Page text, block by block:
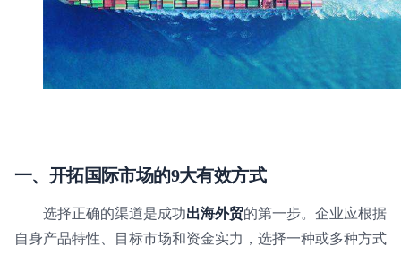
一、开拓国际市场的9大有效方式
选择正确的渠道是成功出海外贸的第一步。企业应根据
自身产品特性、目标市场和资金实力，选择一种或多种方式